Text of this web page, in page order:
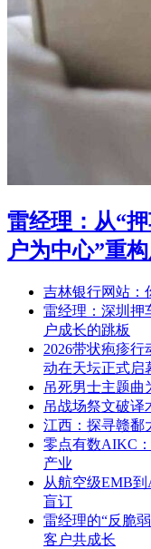
雷经理：从“
户为中心”重
吉林银行网站：
雷经理：深圳押
户成长的跳板
2026带状疱疹行
动在天坛正式启
吊死男士主题曲
吊战场祭文破译
江西：探寻赣鄱
零点有数AIKC
产业
从航空级EMB
盲订
雷经理的“反脆
客户共成长